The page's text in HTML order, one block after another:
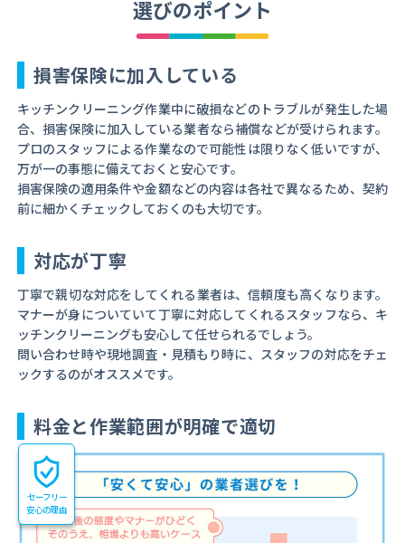
選びのポイント
損害保険に加入している
キッチンクリーニング作業中に破損などのトラブルが発生した場
合、損害保険に加入している業者なら補償などが受けられます。
プロのスタッフによる作業なので可能性は限りなく低いですが、
万が一の事態に備えておくと安心です。
損害保険の適用条件や金額などの内容は各社で異なるため、契約
前に細かくチェックしておくのも大切です。
対応が丁寧
丁寧で親切な対応をしてくれる業者は、信頼度も高くなります。
マナーが身についていて丁寧に対応してくれるスタッフなら、キ
ッチンクリーニングも安心して任せられるでしょう。
問い合わせ時や現地調査・見積もり時に、スタッフの対応をチェ
ックするのがオススメです。
料金と作業範囲が明確で適切
セーフリー
安心の理由